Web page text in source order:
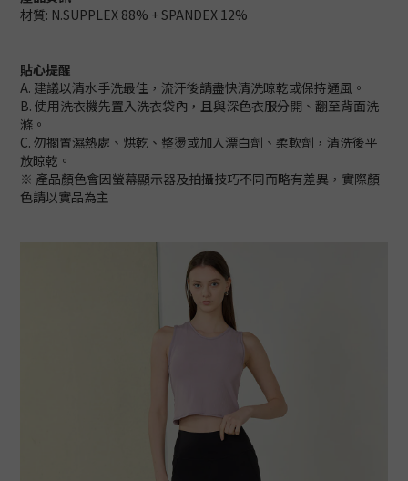
材質: N.SUPPLEX 88% + SPANDEX 12%
貼心提醒
A. 建議以清水手洗最佳，流汗後請盡快清洗晾乾或保持通風。
B. 使用洗衣機先置入洗衣袋內，且與深色衣服分開、翻至背面洗
滌。
C. 勿擱置濕熱處、烘乾、整燙或加入漂白劑、柔軟劑，清洗後平
放晾乾。
※ 產品顏色會因螢幕顯示器及拍攝技巧不同而略有差異，實際顏
色請以實品為主